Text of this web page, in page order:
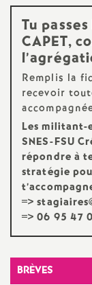
Tu
CAPET,
Remplis la
recevoir
Les militant-
SNES-FSU
répondre à
stratégie
=>
=> 06 95 47
BRÈVES